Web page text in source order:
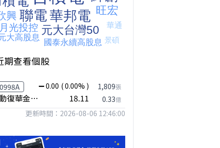
期查看個股
0.00 ( 0.00% )
主動復華金融股息 18.11
1,809張
0.33億
更新時間：2026-08-06 12:46:00